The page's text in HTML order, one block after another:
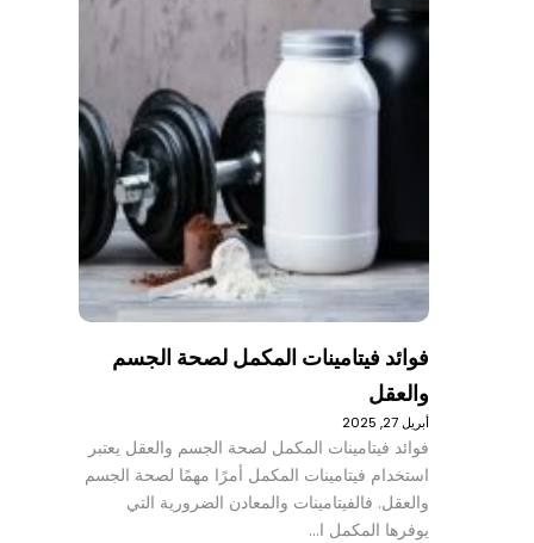
فوائد فيتامينات المكمل لصحة الجسم
والعقل
أبريل 27, 2025
فوائد فيتامينات المكمل لصحة الجسم والعقل يعتبر
استخدام فيتامينات المكمل أمرًا مهمًا لصحة الجسم
والعقل. فالفيتامينات والمعادن الضرورية التي
يوفرها المكمل ا…